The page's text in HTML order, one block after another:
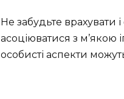
Не забудьте врахувати
асоціюватися з м’якою
особисті аспекти